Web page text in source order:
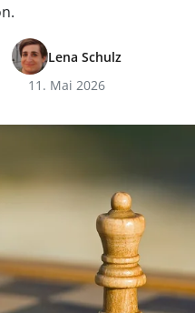
Lena Schulz
11. Mai 2026